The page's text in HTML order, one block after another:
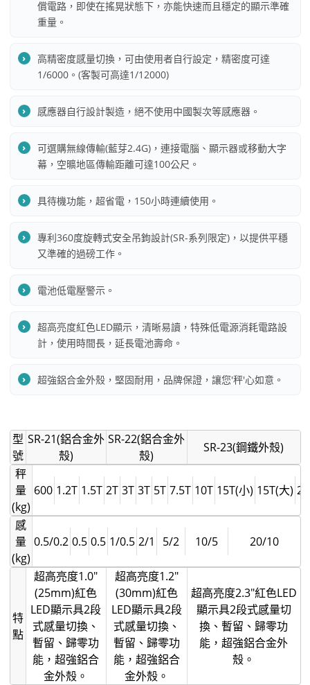
償電路，即使在搖晃狀態下，亦能快速而且穩定的顯示準確
重量。
高精密度感量切換，可由使用者自行設定，精密度可達
1/6000。(客製可高達1/12000)
感應器自行設計製造，絕不使用中國製次等感應器。
可選購無線傳輸(藍芽2.4G)，連接電腦、顯示器或移動大字
幕，空曠地區傳輸距離可達100公尺。
具待機功能，超省電，150小時連續使用。
專利360度旋轉式安全吊鉤設計(SR-系列限定)，以提供平穩
又準確的過磅工作。
電池低電壓警示。
超高亮度紅色LED顯示，清晰易讀，特殊低電源消耗電路設
計，使用時間長，延長電池壽命。
超強鋁合金外殼，堅固耐用，品牌保證，讓您'秤'心如意。
型
號
SR-21(鋁合金外
殼)
SR-22(鋁合金外
殼)
SR-23(鋼鐵外殼)
秤
量
(kg)
600 1.2T 1.5T 2T 3T 3T 5T 7.5T 10T 15T(小) 15T(大)
感
量
(kg)
0.5/0.2 0.5 0.5 1/0.5 2/1 5/2 10/5 20/10
特
點
超高亮度1.0"
(25mm)紅色
LED顯示具2段
式感量切換、
暫留、歸零功
能，超強鋁合
金外殼。
超高亮度1.2"
(30mm)紅色
LED顯示具2段
式感量切換、
暫留、歸零功
能，超強鋁合
金外殼。
超高亮度2.3"紅色LED
顯示具2段式感量切
換、暫留、歸零功
能，超強鋁合金外
殼。